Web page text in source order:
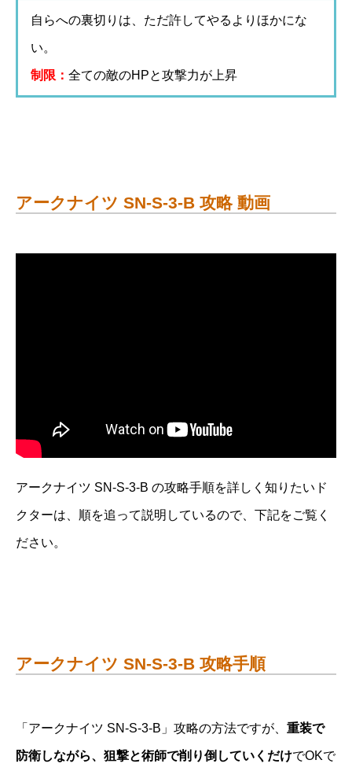
自らへの裏切りは、ただ許してやるよりほかにな
い。
制限： 全ての敵のHPと攻撃力が上昇
アークナイツ SN-S-3-B 攻略 動画
アークナイツ SN-S-3-B の攻略手順を詳しく知りたいド
クターは、順を追って説明しているので、下記をご覧く
ださい。
アークナイツ SN-S-3-B 攻略手順
「アークナイツ SN-S-3-B」攻略の方法ですが、 重装で
防衛しながら、狙撃と術師で削り倒していくだけでOKで